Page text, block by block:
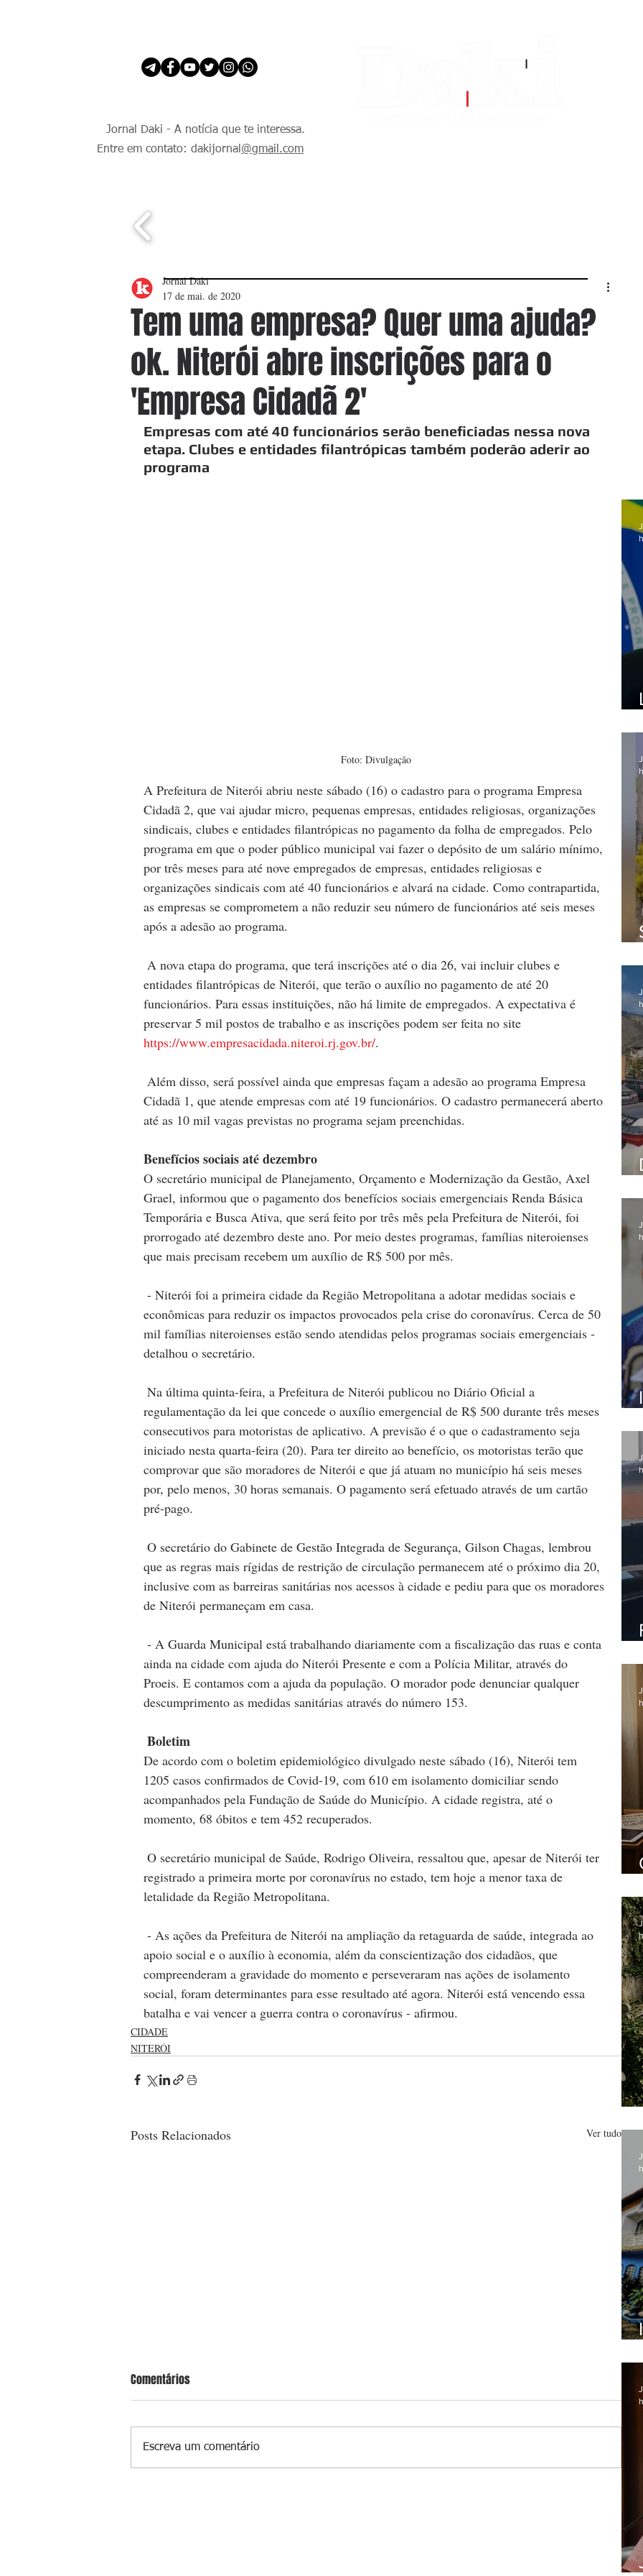
Jornal Daki - A notícia que te interessa.
Entre em contato: dakijornal @gmail.com
Tem uma empresa? Quer uma ajuda?
ok. Niterói abre inscrições para o
'Empresa Cidadã 2'
Jornal Daki
17 de mai. de 2020
Empresas com até 40 funcionários serão beneficiadas nessa nova
etapa. Clubes e entidades filantrópicas também poderão aderir ao
programa
Foto: Divulgação
A Prefeitura de Niterói abriu neste sábado (16) o cadastro para o programa Empresa
Cidadã 2, que vai ajudar micro, pequenas empresas, entidades religiosas, organizações
sindicais, clubes e entidades filantrópicas no pagamento da folha de empregados. Pelo
programa em que o poder público municipal vai fazer o depósito de um salário mínimo,
por três meses para até nove empregados de empresas, entidades religiosas e
organizações sindicais com até 40 funcionários e alvará na cidade. Como contrapartida,
as empresas se comprometem a não reduzir seu número de funcionários até seis meses
após a adesão ao programa.
entidades filantrópicas de Niterói, que terão o auxílio no pagamento de até 20
funcionários. Para essas instituições, não há limite de empregados. A expectativa é
preservar 5 mil postos de trabalho e as inscrições podem ser feita no site
https://www.empresacidada.niteroi.rj.gov.br/.
Cidadã 1, que atende empresas com até 19 funcionários. O cadastro permanecerá aberto
até as 10 mil vagas previstas no programa sejam preenchidas.
Benefícios sociais até dezembro
O secretário municipal de Planejamento, Orçamento e Modernização da Gestão, Axel
Grael, informou que o pagamento dos benefícios sociais emergenciais Renda Básica
Temporária e Busca Ativa, que será feito por três mês pela Prefeitura de Niterói, foi
prorrogado até dezembro deste ano. Por meio destes programas, famílias niteroienses
que mais precisam recebem um auxílio de R$ 500 por mês.
econômicas para reduzir os impactos provocados pela crise do coronavírus. Cerca de 50
mil famílias niteroienses estão sendo atendidas pelos programas sociais emergenciais -
detalhou o secretário.
regulamentação da lei que concede o auxílio emergencial de R$ 500 durante três meses
consecutivos para motoristas de aplicativo. A previsão é o que o cadastramento seja
iniciado nesta quarta-feira (20). Para ter direito ao benefício, os motoristas terão que
comprovar que são moradores de Niterói e que já atuam no município há seis meses
por, pelo menos, 30 horas semanais. O pagamento será efetuado através de um cartão
pré-pago.
que as regras mais rígidas de restrição de circulação permanecem até o próximo dia 20,
inclusive com as barreiras sanitárias nos acessos à cidade e pediu para que os moradores
de Niterói permaneçam em casa.
ainda na cidade com ajuda do Niterói Presente e com a Polícia Militar, através do
Proeis. E contamos com a ajuda da população. O morador pode denunciar qualquer
descumprimento as medidas sanitárias através do número 153.
Boletim
De acordo com o boletim epidemiológico divulgado neste sábado (16), Niterói tem
1205 casos confirmados de Covid-19, com 610 em isolamento domiciliar sendo
acompanhados pela Fundação de Saúde do Município. A cidade registra, até o
momento, 68 óbitos e tem 452 recuperados.
registrado a primeira morte por coronavírus no estado, tem hoje a menor taxa de
letalidade da Região Metropolitana.
apoio social e o auxílio à economia, além da conscientização dos cidadãos, que
compreenderam a gravidade do momento e perseveraram nas ações de isolamento
social, foram determinantes para esse resultado até agora. Niterói está vencendo essa
batalha e vai vencer a guerra contra o coronavírus - afirmou.
CIDADE
NITERÓI
Posts Relacionados Ver tudo
Comentários
Escreva um comentário